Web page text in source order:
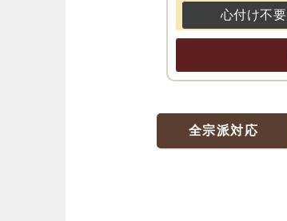
心付け不要
全宗派対応